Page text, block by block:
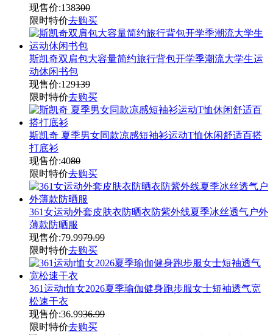
现售价:138300
限时特价去购买
斯凯奇双肩包大容量简约旅行背包开学季潮流大学生运
动休闲书包
现售价:129139
限时特价去购买
斯凯奇 夏季男女同款凉感短袖衫运动T恤休闲舒适百搭
打底衫
现售价:4080
限时特价去购买
361女运动外套皮肤衣防晒衣防紫外线夏季冰丝透气户外
薄款防晒服
现售价:79.9979.99
限时特价去购买
361运动t恤女2026夏季瑜伽健身跑步服女士短袖透气宽
松速干衣
现售价:36.9936.99
限时特价去购买